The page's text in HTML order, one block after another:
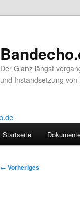
Der Glanz längst
und Instandsetzung
Startseite
Bilder-
← Vorheriges